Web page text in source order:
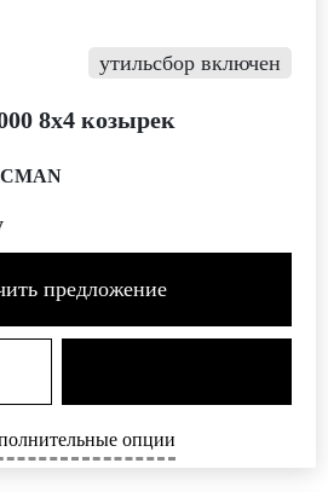
утильсбор включен
8х4 козырек
предложение
опции